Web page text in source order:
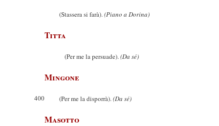
(Stassera si farà).(Piano a Dorina)
Titta
(Per me la persuade).(Da sé)
Mingone
400 (Per me la disporrà).(Da sé)
Masotto